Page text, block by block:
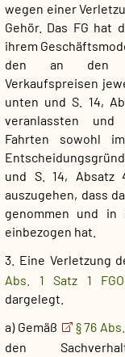
wegen einer
Gehör. Das FG hat
ihrem
den an den
Verkaufspreisen
unten und S. 14,
veranlassten und
Fahrten sowohl
und S. 14, Absatz
auszugehen, dass
genommen und in
einbezogen hat.
3. Eine Verletzung
Abs. 1 Satz 1
dargelegt.
a) Gemäß § 76
den